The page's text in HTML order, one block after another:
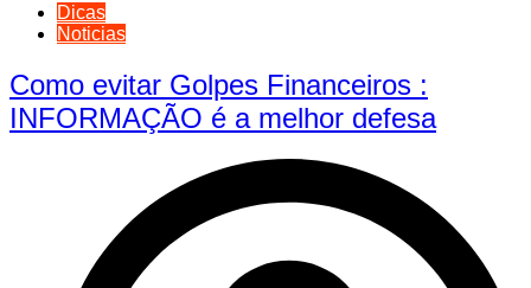
Dicas
Noticias
Como evitar Golpes Financeiros :
INFORMAÇÃO é a melhor defesa